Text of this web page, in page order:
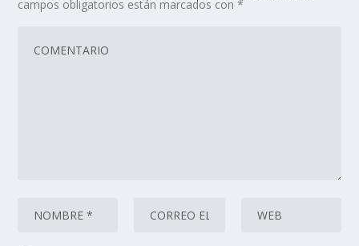
campos obligatorios están marcados con*